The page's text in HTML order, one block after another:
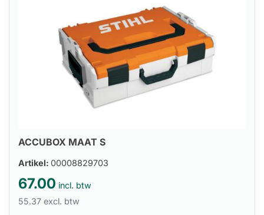
ACCUBOX MAAT S
Artikel: 00008829703
67.00 incl. btw
55.37 excl. btw